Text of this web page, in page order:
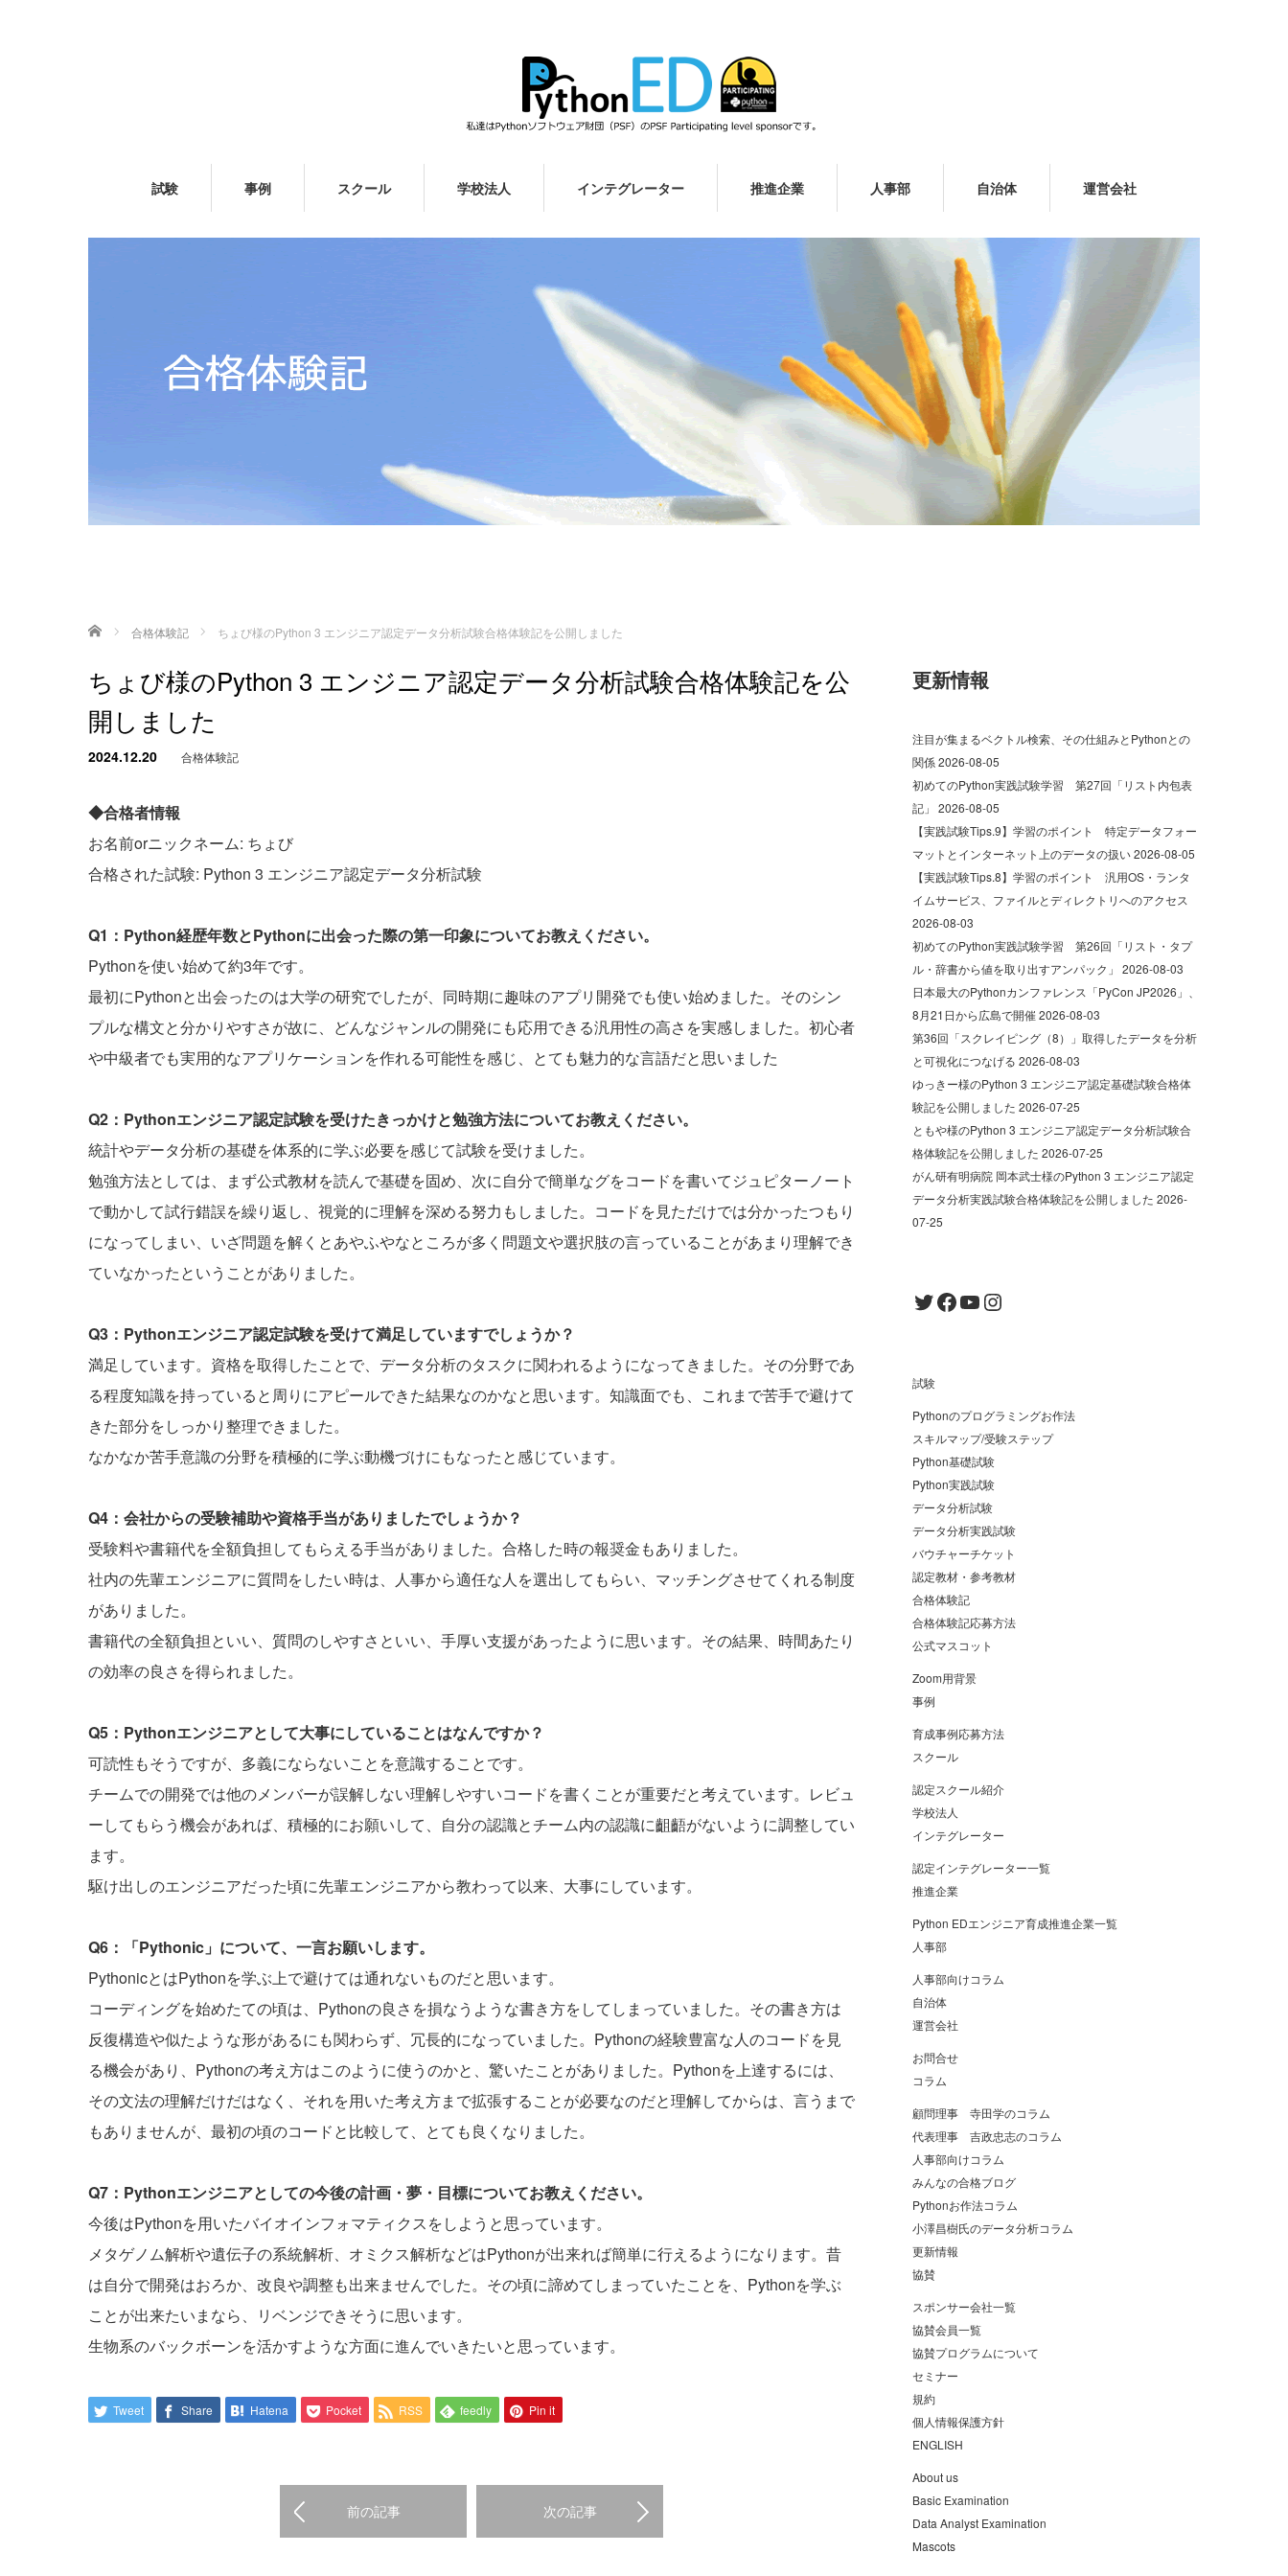
試験 事例 スクール 学校法人 インテグレーター 推進企業 人事部 自治体 運営会社
ホーム 合格体験記 ちょび様のPython 3 エンジニア認定データ分析試験合格体験記を公開しました
ちょび様のPython 3 エンジニア認定データ分析試験合格体験記を公
開しました
2024.12.20 合格体験記
◆合格者情報
お名前orニックネーム: ちょび
合格された試験: Python 3 エンジニア認定データ分析試験
Q1：Python経歴年数とPythonに出会った際の第一印象についてお教えください。
Pythonを使い始めて約3年です。
最初にPythonと出会ったのは大学の研究でしたが、同時期に趣味のアプリ開発でも使い始めました。そのシン
プルな構文と分かりやすさが故に、どんなジャンルの開発にも応用できる汎用性の高さを実感しました。初心者
や中級者でも実用的なアプリケーションを作れる可能性を感じ、とても魅力的な言語だと思いました
Q2：Pythonエンジニア認定試験を受けたきっかけと勉強方法についてお教えください。
統計やデータ分析の基礎を体系的に学ぶ必要を感じて試験を受けました。
勉強方法としては、まず公式教材を読んで基礎を固め、次に自分で簡単なグをコードを書いてジュピターノート
で動かして試行錯誤を繰り返し、視覚的に理解を深める努力もしました。コードを見ただけでは分かったつもり
になってしまい、いざ問題を解くとあやふやなところが多く問題文や選択肢の言っていることがあまり理解でき
ていなかったということがありました。
Q3：Pythonエンジニア認定試験を受けて満足していますでしょうか？
満足しています。資格を取得したことで、データ分析のタスクに関われるようになってきました。その分野であ
る程度知識を持っていると周りにアピールできた結果なのかなと思います。知識面でも、これまで苦手で避けて
きた部分をしっかり整理できました。
なかなか苦手意識の分野を積極的に学ぶ動機づけにもなったと感じています。
Q4：会社からの受験補助や資格手当がありましたでしょうか？
受験料や書籍代を全額負担してもらえる手当がありました。合格した時の報奨金もありました。
社内の先輩エンジニアに質問をしたい時は、人事から適任な人を選出してもらい、マッチングさせてくれる制度
がありました。
書籍代の全額負担といい、質問のしやすさといい、手厚い支援があったように思います。その結果、時間あたり
の効率の良さを得られました。
Q5：Pythonエンジニアとして大事にしていることはなんですか？
可読性もそうですが、多義にならないことを意識することです。
チームでの開発では他のメンバーが誤解しない理解しやすいコードを書くことが重要だと考えています。レビュ
ーしてもらう機会があれば、積極的にお願いして、自分の認識とチーム内の認識に齟齬がないように調整してい
ます。
駆け出しのエンジニアだった頃に先輩エンジニアから教わって以来、大事にしています。
Q6：「Pythonic」について、一言お願いします。
PythonicとはPythonを学ぶ上で避けては通れないものだと思います。
コーディングを始めたての頃は、Pythonの良さを損なうような書き方をしてしまっていました。その書き方は
反復構造や似たような形があるにも関わらず、冗長的になっていました。Pythonの経験豊富な人のコードを見
る機会があり、Pythonの考え方はこのように使うのかと、驚いたことがありました。Pythonを上達するには、
その文法の理解だけだはなく、それを用いた考え方まで拡張することが必要なのだと理解してからは、言うまで
もありませんが、最初の頃のコードと比較して、とても良くなりました。
Q7：Pythonエンジニアとしての今後の計画・夢・目標についてお教えください。
今後はPythonを用いたバイオインフォマティクスをしようと思っています。
メタゲノム解析や遺伝子の系統解析、オミクス解析などはPythonが出来れば簡単に行えるようになります。昔
は自分で開発はおろか、改良や調整も出来ませんでした。その頃に諦めてしまっていたことを、Pythonを学ぶ
ことが出来たいまなら、リベンジできそうに思います。
生物系のバックボーンを活かすような方面に進んでいきたいと思っています。
Tweet Share Hatena Pocket RSS feedly Pin it
前の記事 次の記事
更新情報
注目が集まるベクトル検索、その仕組みとPythonとの
関係2026-08-05
初めてのPython実践試験学習 第27回「リスト内包表
記」 2026-08-05
【実践試験Tips.9】学習のポイント 特定データフォー
マットとインターネット上のデータの扱い2026-08-05
【実践試験Tips.8】学習のポイント 汎用OS・ランタ
イムサービス、ファイルとディレクトリへのアクセス
2026-08-03
初めてのPython実践試験学習 第26回「リスト・タプ
ル・辞書から値を取り出すアンパック」 2026-08-03
日本最大のPythonカンファレンス「PyCon JP2026」、
8月21日から広島で開催2026-08-03
第36回「スクレイピング（8）」取得したデータを分析
と可視化につなげる 2026-08-03
ゆっきー様のPython 3 エンジニア認定基礎試験合格体
験記を公開しました 2026-07-25
ともや様のPython 3 エンジニア認定データ分析試験合
格体験記を公開しました 2026-07-25
がん研有明病院 岡本武士様のPython 3 エンジニア認定
データ分析実践試験合格体験記を公開しました 2026-
07-25
Twitter
Facebook
YouTube
Instagram
試験
Pythonのプログラミングお作法
スキルマップ/受験ステップ
Python基礎試験
Python実践試験
データ分析試験
データ分析実践試験
バウチャーチケット
認定教材・参考教材
合格体験記
合格体験記応募方法
公式マスコット
Zoom用背景
事例
育成事例応募方法
スクール
認定スクール紹介
学校法人
インテグレーター
認定インテグレーター一覧
推進企業
Python EDエンジニア育成推進企業一覧
人事部
人事部向けコラム
自治体
運営会社
お問合せ
コラム
顧問理事 寺田学のコラム
代表理事 吉政忠志のコラム
人事部向けコラム
みんなの合格ブログ
Pythonお作法コラム
小澤昌樹氏のデータ分析コラム
更新情報
協賛
スポンサー会社一覧
協賛会員一覧
協賛プログラムについて
セミナー
規約
個人情報保護方針
ENGLISH
About us
Basic Examination
Data Analyst Examination
Mascots